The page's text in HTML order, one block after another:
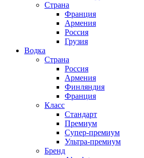
Страна
Франция
Армения
Россия
Грузия
Водка
Страна
Россия
Армения
Финляндия
Франция
Класс
Стандарт
Премиум
Супер-премиум
Ультра-премиум
Бренд